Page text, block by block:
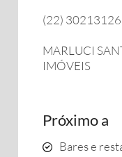
(22) 30213126
MARLUCI
IMÓVEIS
Próximo a
Bares e